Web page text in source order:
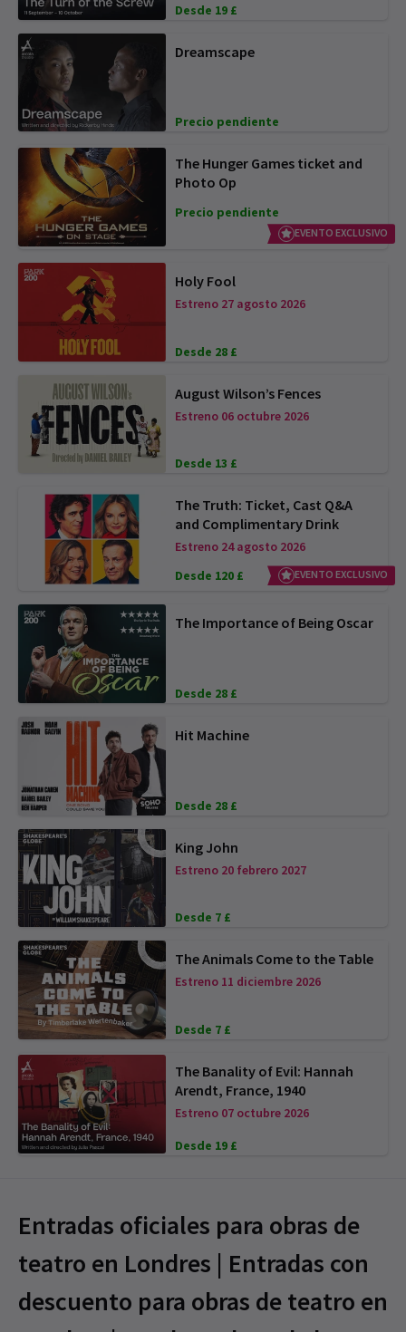
Desde 19 £
Dreamscape
Precio pendiente
The Hunger Games ticket and
Photo Op
Precio pendiente
EVENTO EXCLUSIVO
Holy Fool
Estreno 27 agosto 2026
Desde 28 £
August Wilson’s Fences
Estreno 06 octubre 2026
Desde 13 £
The Truth: Ticket, Cast Q&A
and Complimentary Drink
Estreno 24 agosto 2026
Desde 120 £
EVENTO EXCLUSIVO
The Importance of Being Oscar
Desde 28 £
Hit Machine
Desde 28 £
King John
Estreno 20 febrero 2027
Desde 7 £
The Animals Come to the Table
Estreno 11 diciembre 2026
Desde 7 £
The Banality of Evil: Hannah
Arendt, France, 1940
Estreno 07 octubre 2026
Desde 19 £
Entradas oficiales para obras de
teatro en Londres | Entradas con
descuento para obras de teatro en